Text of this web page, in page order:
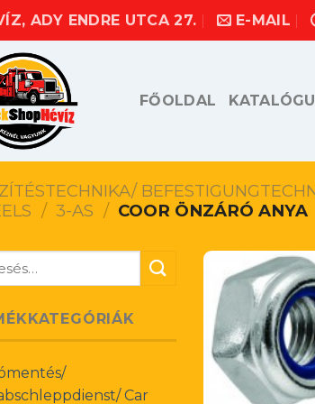
ADY ENDRE UTCA 27. E-MAIL
FŐOLDAL
/ 3-AS / COOR ÖNZÁRÓ ANYA
Car